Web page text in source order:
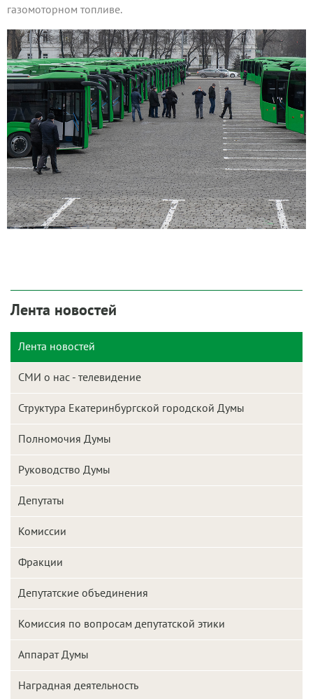
газомоторном топливе.
Лента новостей
Лента новостей
СМИ о нас - телевидение
Структура Екатеринбургской городской Думы
Полномочия Думы
Руководство Думы
Депутаты
Комиссии
Фракции
Депутатские объединения
Комиссия по вопросам депутатской этики
Аппарат Думы
Наградная деятельность